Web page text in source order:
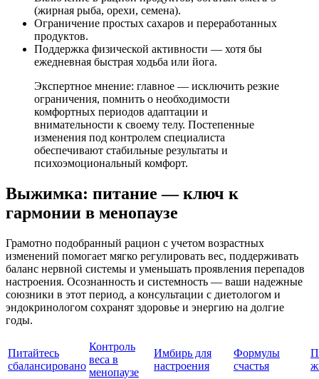
(жирная рыба, орехи, семена).
Ограничение простых сахаров и переработанных
продуктов.
Поддержка физической активности — хотя бы
ежедневная быстрая ходьба или йога.
Экспертное мнение: главное — исключить резкие
ограничения, помнить о необходимости
комфортных периодов адаптации и
внимательности к своему телу. Постепенные
изменения под контролем специалиста
обеспечивают стабильные результаты и
психоэмоциональный комфорт.
Выжимка: питание — ключ к
гармонии в менопаузе
Грамотно подобранный рацион с учетом возрастных
изменений помогает мягко регулировать вес, поддерживать
баланс нервной системы и уменьшать проявления перепадов
настроения. Осознанность и системность — ваши надежные
союзники в этот период, а консультации с диетологом и
эндокринологом сохранят здоровье и энергию на долгие
годы.
Питайтесь
сбалансировано
Контроль
веса в
менопаузе
Имбирь для
настроения
Формулы
счастья